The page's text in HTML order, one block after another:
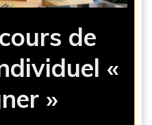
de
«
»